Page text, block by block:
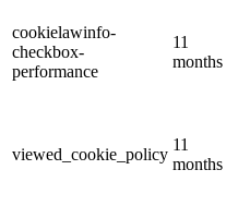
cookielawinfo-
checkbox-
performance
11
months
viewed_cookie_policy
11
months